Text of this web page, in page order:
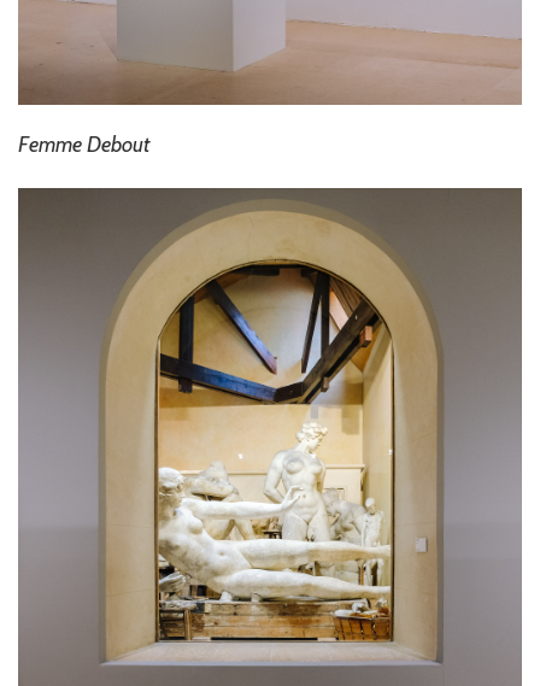
Femme Debout